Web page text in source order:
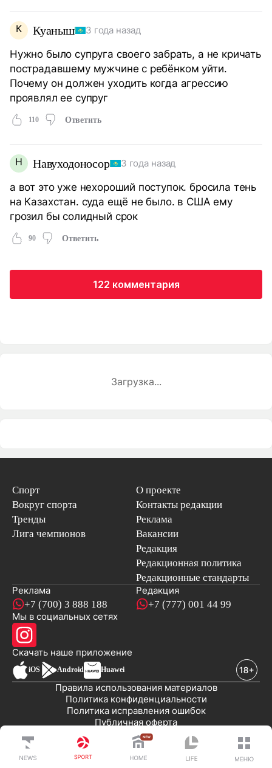
К Куаныш 3 года назад
Нужно было супруга своего забрать, а не кричать
пострадавшему мужчине с ребёнком уйти.
Почему он должен уходить когда агрессию
проявлял ее супруг
110 Ответить
Н Навуходоносор 3 года назад
а вот это уже нехороший поступок. бросила тень
на Казахстан. суда ещё не было. в США ему
грозил бы солидный срок
90 Ответить
122 комментария
Загрузка...
Спорт
Вокруг спорта
Тренды
Лига чемпионов
О проекте
Контакты редакции
Реклама
Вакансии
Редакция
Редакционная политика
Редакционные стандарты
Реклама
+7 (700) 3 888 188
Редакция
+7 (777) 001 44 99
Мы в социальных сетях
Скачать наше приложениеновостей
iOS Android Huawei
Публичная оферта
Политика исправления ошибок
Политика конфиденциальности
Правила использования материалов
© 2008-2026 ТОО «EML»